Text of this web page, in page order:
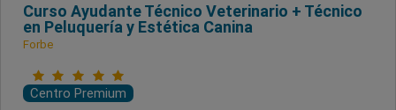
Curso Ayudante Técnico Veterinario + Técnico
en Peluquería y Estética Canina
Forbe
Centro Premium